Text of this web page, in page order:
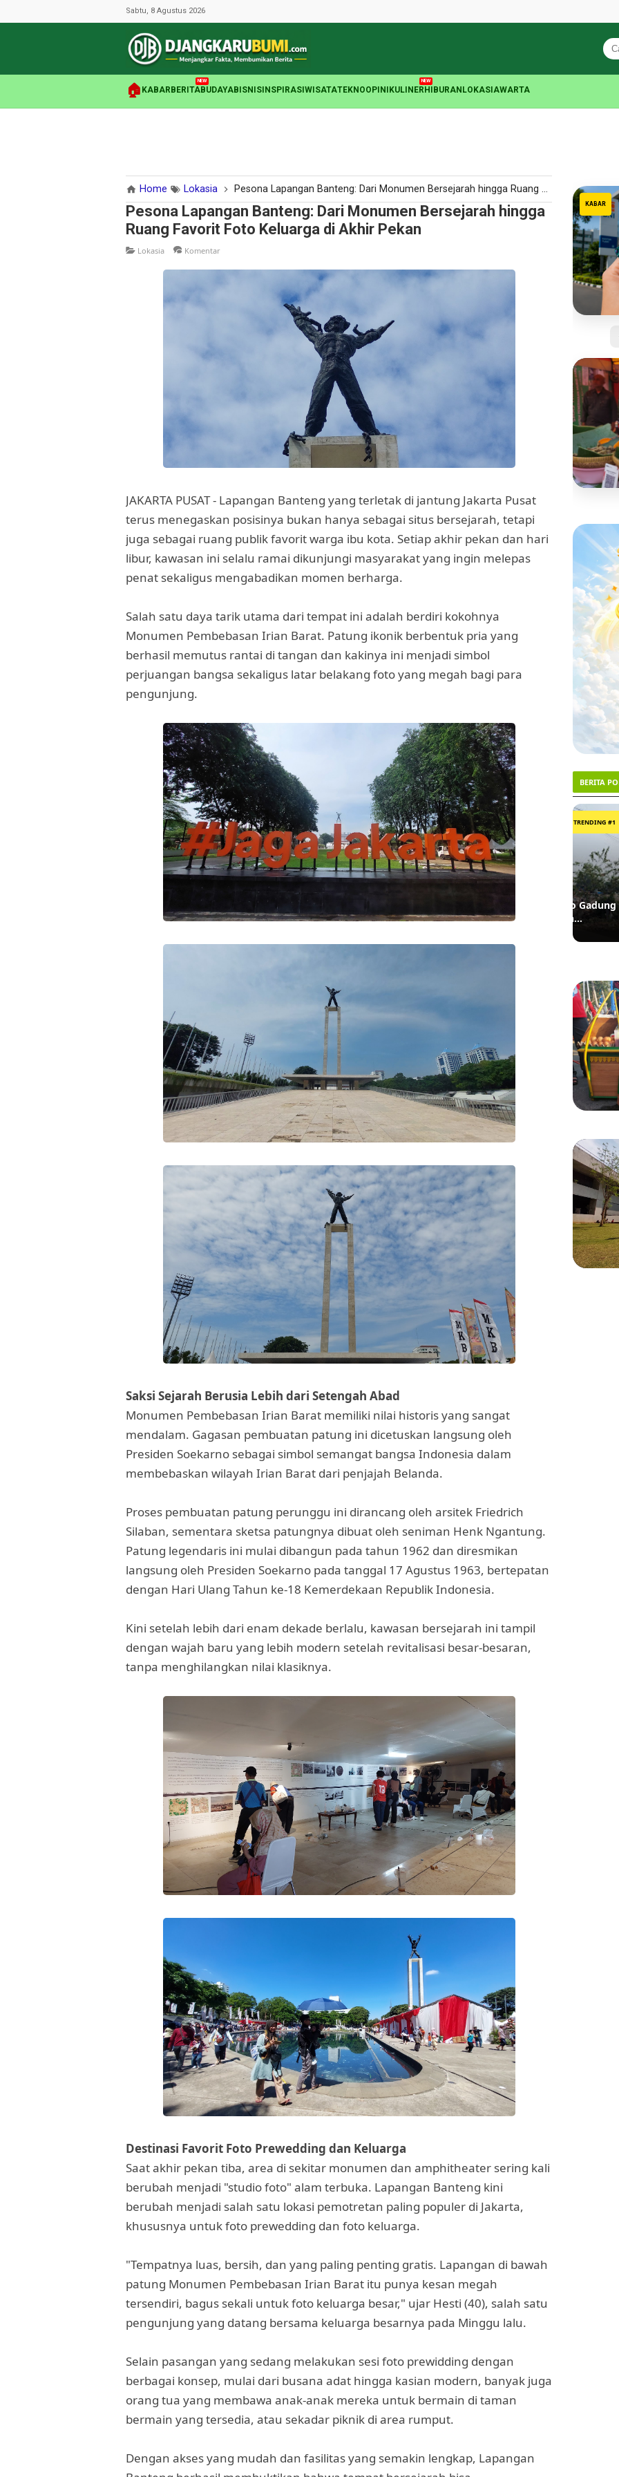
Sabtu, 8 Agustus 2026
🏠 KABAR BERITA
NEW
BUDAYABISNIS INSPIRASI WISATATEKNOOPINI KULINER
NEW
HIBURAN LOKASIAWARTA
Home Lokasia Pesona Lapangan Banteng: Dari Monumen Bersejarah hingga Ruang Favorit Foto Keluarga di Akhir Pekan
Pesona Lapangan Banteng: Dari Monumen Bersejarah hingga
Ruang Favorit Foto Keluarga di Akhir Pekan
Lokasia Komentar
JAKARTA PUSAT - Lapangan Banteng yang terletak di jantung Jakarta Pusat
terus menegaskan posisinya bukan hanya sebagai situs bersejarah, tetapi
juga sebagai ruang publik favorit warga ibu kota. Setiap akhir pekan dan hari
libur, kawasan ini selalu ramai dikunjungi masyarakat yang ingin melepas
penat sekaligus mengabadikan momen berharga.
Salah satu daya tarik utama dari tempat ini adalah berdiri kokohnya
Monumen Pembebasan Irian Barat. Patung ikonik berbentuk pria yang
berhasil memutus rantai di tangan dan kakinya ini menjadi simbol
perjuangan bangsa sekaligus latar belakang foto yang megah bagi para
pengunjung.
Saksi Sejarah Berusia Lebih dari Setengah Abad
Monumen Pembebasan Irian Barat memiliki nilai historis yang sangat
mendalam. Gagasan pembuatan patung ini dicetuskan langsung oleh
Presiden Soekarno sebagai simbol semangat bangsa Indonesia dalam
membebaskan wilayah Irian Barat dari penjajah Belanda.
Proses pembuatan patung perunggu ini dirancang oleh arsitek Friedrich
Silaban, sementara sketsa patungnya dibuat oleh seniman Henk Ngantung.
Patung legendaris ini mulai dibangun pada tahun 1962 dan diresmikan
langsung oleh Presiden Soekarno pada tanggal 17 Agustus 1963, bertepatan
dengan Hari Ulang Tahun ke-18 Kemerdekaan Republik Indonesia.
Kini setelah lebih dari enam dekade berlalu, kawasan bersejarah ini tampil
dengan wajah baru yang lebih modern setelah revitalisasi besar-besaran,
tanpa menghilangkan nilai klasiknya.
Destinasi Favorit Foto Prewedding dan Keluarga
Saat akhir pekan tiba, area di sekitar monumen dan amphitheater sering kali
berubah menjadi "studio foto" alam terbuka. Lapangan Banteng kini
berubah menjadi salah satu lokasi pemotretan paling populer di Jakarta,
khususnya untuk foto prewedding dan foto keluarga.
"Tempatnya luas, bersih, dan yang paling penting gratis. Lapangan di bawah
patung Monumen Pembebasan Irian Barat itu punya kesan megah
tersendiri, bagus sekali untuk foto keluarga besar," ujar Hesti (40), salah satu
pengunjung yang datang bersama keluarga besarnya pada Minggu lalu.
Selain pasangan yang sedang melakukan sesi foto prewidding dengan
berbagai konsep, mulai dari busana adat hingga kasian modern, banyak juga
orang tua yang membawa anak-anak mereka untuk bermain di taman
bermain yang tersedia, atau sekadar piknik di area rumput.
Dengan akses yang mudah dan fasilitas yang semakin lengkap, Lapangan
KABAR
Kartu
Tanpa
yang
BERITA
Akhirnya Dibebaskan, 9 Bangunan
Gadung-Bekasi
2
Dua
Asal
Manis
Bang